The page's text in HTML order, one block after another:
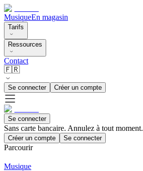
MusiqueEn magasin
Tarifs
Ressources
Contact
🇫🇷
Se connecter Créer un compte
Se connecter
Sans carte bancaire. Annulez à tout moment.
Créer un compte Se connecter
Parcourir
Musique